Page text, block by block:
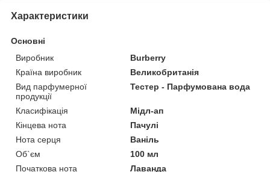
Характеристики
Основні
Виробник
Burberry
Країна виробник
Великобританія
Вид парфумерної
продукції
Тестер - Парфумована вода
Класифікація
Мідл-ап
Кінцева нота
Пачулі
Нота серця
Ваніль
Об`єм
100 мл
Початкова нота
Лаванда